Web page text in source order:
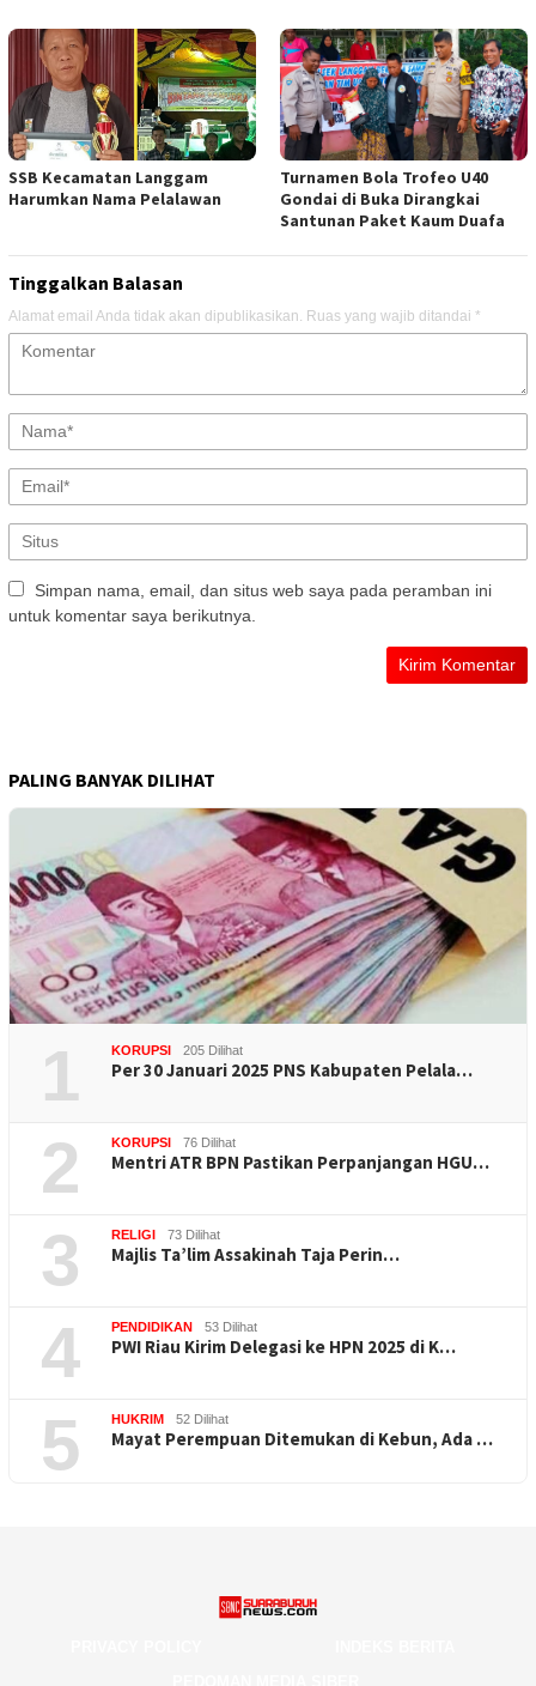
SSB Kecamatan Langgam
Harumkan Nama Pelalawan
Turnamen Bola Trofeo U40
Gondai di Buka Dirangkai
Santunan Paket Kaum Duafa
Tinggalkan Balasan
Alamat email Anda tidak akan dipublikasikan. Ruas yang wajib ditandai *
Simpan nama, email, dan situs web saya pada peramban ini
untuk komentar saya berikutnya.
PALING BANYAK DILIHAT
1 KORUPSI 205 Dilihat
Per 30 Januari 2025 PNS Kabupaten Pelala…
2 KORUPSI 76 Dilihat
Mentri ATR BPN Pastikan Perpanjangan HGU…
3 RELIGI 73 Dilihat
Majlis Ta’lim Assakinah Taja Perin…
4 PENDIDIKAN 53 Dilihat
PWI Riau Kirim Delegasi ke HPN 2025 di K…
5 HUKRIM 52 Dilihat
Mayat Perempuan Ditemukan di Kebun, Ada …